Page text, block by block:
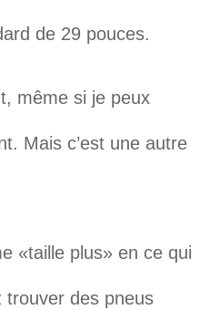
de 29 pouces.
même si je peux
Mais c’est une autre
«taille plus» en ce qui
trouver des pneus